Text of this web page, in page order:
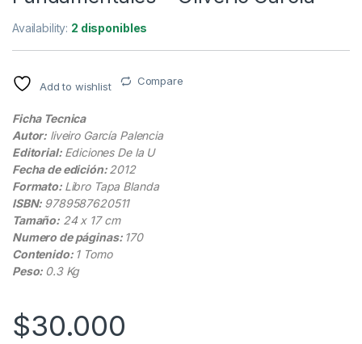
Availability: 2 disponibles
Add to wishlist Compare
Ficha Tecnica
Autor: liveiro García Palencia
Editorial:Ediciones De la U
Fecha de edición:2012
Formato: Libro Tapa Blanda
ISBN: 9789587620511
Tamaño: 24 x 17 cm
Numero de páginas: 170
Contenido: 1 Tomo
Peso: 0.3 Kg
$30.000